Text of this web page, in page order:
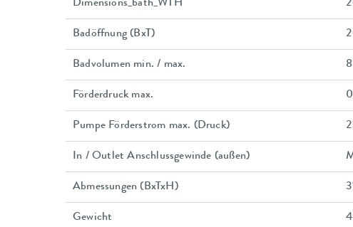
Dimensions_bath_WTH
Badöffnung (BxT)
Badvolumen min. / max.
Förderdruck max.
Pumpe Förderstrom max. (Druck)
In / Outlet Anschlussgewinde (außen)
Abmessungen (BxTxH)
Gewicht